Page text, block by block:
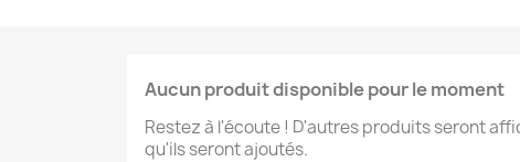
Aucun produit disponible pour le moment
Restez à l'écoute ! D'autres produits seront
qu'ils seront ajoutés.